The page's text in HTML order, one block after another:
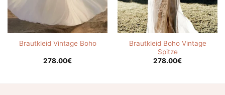
Brautkleid Vintage Boho
278.00€
Brautkleid Boho Vintage
Spitze
278.00€